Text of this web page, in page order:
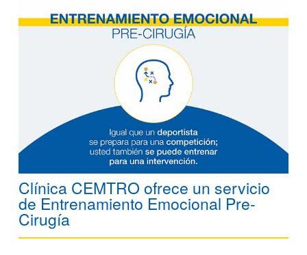
Clínica CEMTRO ofrece un servicio
de Entrenamiento Emocional Pre-
Cirugía